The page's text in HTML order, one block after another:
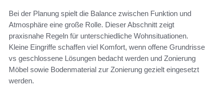
Bei der Planung spielt die Balance zwischen Funktion und
Atmosphäre eine große Rolle. Dieser Abschnitt zeigt
praxisnahe Regeln für unterschiedliche Wohnsituationen.
Kleine Eingriffe schaffen viel Komfort, wenn offene Grundrisse
vs geschlossene Lösungen bedacht werden und Zonierung
Möbel sowie Bodenmaterial zur Zonierung gezielt eingesetzt
werden.